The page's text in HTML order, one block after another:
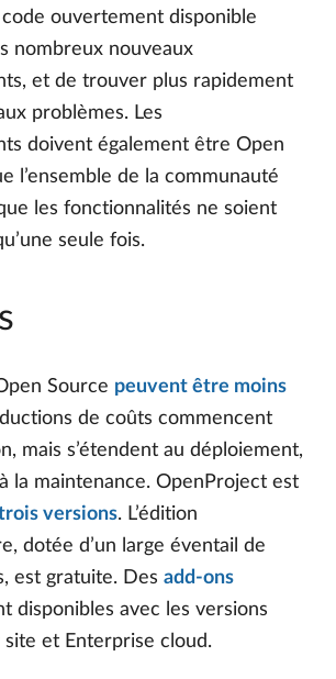
ouvertement disponible
nombreux nouveaux
et de trouver plus rapidement
problèmes. Les
doivent également être Open
l’ensemble de la communauté
les fonctionnalités ne soient
seule fois.
Source peuvent être moins
de coûts commencent
mais s’étendent au déploiement,
la maintenance. OpenProject est
versions. L’édition
dotée d’un large éventail de
est gratuite. Des add-ons
disponibles avec les versions
site et Enterprise cloud.